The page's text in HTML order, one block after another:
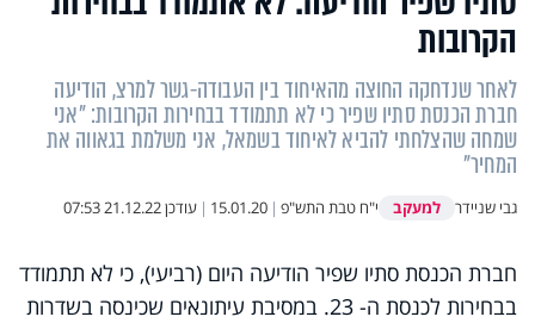
הקרובות
לאחר שנדחקה החוצה מהאיחוד בין העבודה-גשר למרצ, הודיעה
חברת הכנסת סתיו שפיר כי לא תתמודד בבחירות הקרובות: "אני
שמחה שהצלחתי להביא לאיחוד בשמאל, אני משלמת בגאווה את
המחיר"
גבי שניידר למעקב י"ח טבת התש"פ |
15.01.20
| עודכן21.12.22 07:53
חברת הכנסת סתיו שפיר הודיעה היום (רביעי), כי לא תתמודד
בבחירות לכנסת ה- 23. במסיבת עיתונאים שכינסה בשדרות